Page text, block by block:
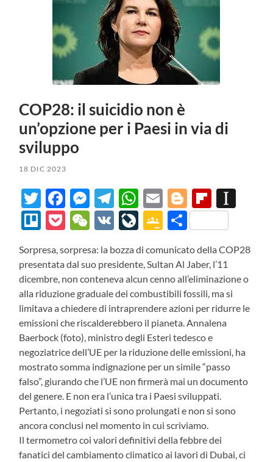
COP28: il suicidio non è
un’opzione per i Paesi in via di
sviluppo
18 DIC 2023
Twitter
Facebook
Messenger
Telegram
WhatsApp
EmailBlogger
TrelloPocket
WeChat
VK LiveJournal
Google
Condividi
Sorpresa, sorpresa: la bozza di comunicato della COP28
presentata dal suo presidente, Sultan Al Jaber, l’11
dicembre, non conteneva alcun cenno all’eliminazione o
alla riduzione graduale dei combustibili fossili, ma si
limitava a chiedere di intraprendere azioni per ridurre le
emissioni che riscalderebbero il pianeta. Annalena
Baerbock (foto), ministro degli Esteri tedesco e
negoziatrice dell’UE per la riduzione delle emissioni, ha
mostrato somma indignazione per un simile “passo
falso”, giurando che l’UE non firmerà mai un documento
del genere. E non era l’unica tra i Paesi sviluppati.
Pertanto, i negoziati si sono prolungati e non si sono
ancora conclusi nel momento in cui scriviamo.
Il termometro coi valori definitivi della febbre dei
fanatici del cambiamento climatico ai lavori di Dubai, ci